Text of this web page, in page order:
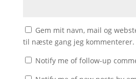
Gem mit navn, mail og
til næste gang jeg kommenterer.
Notify me of follow-up